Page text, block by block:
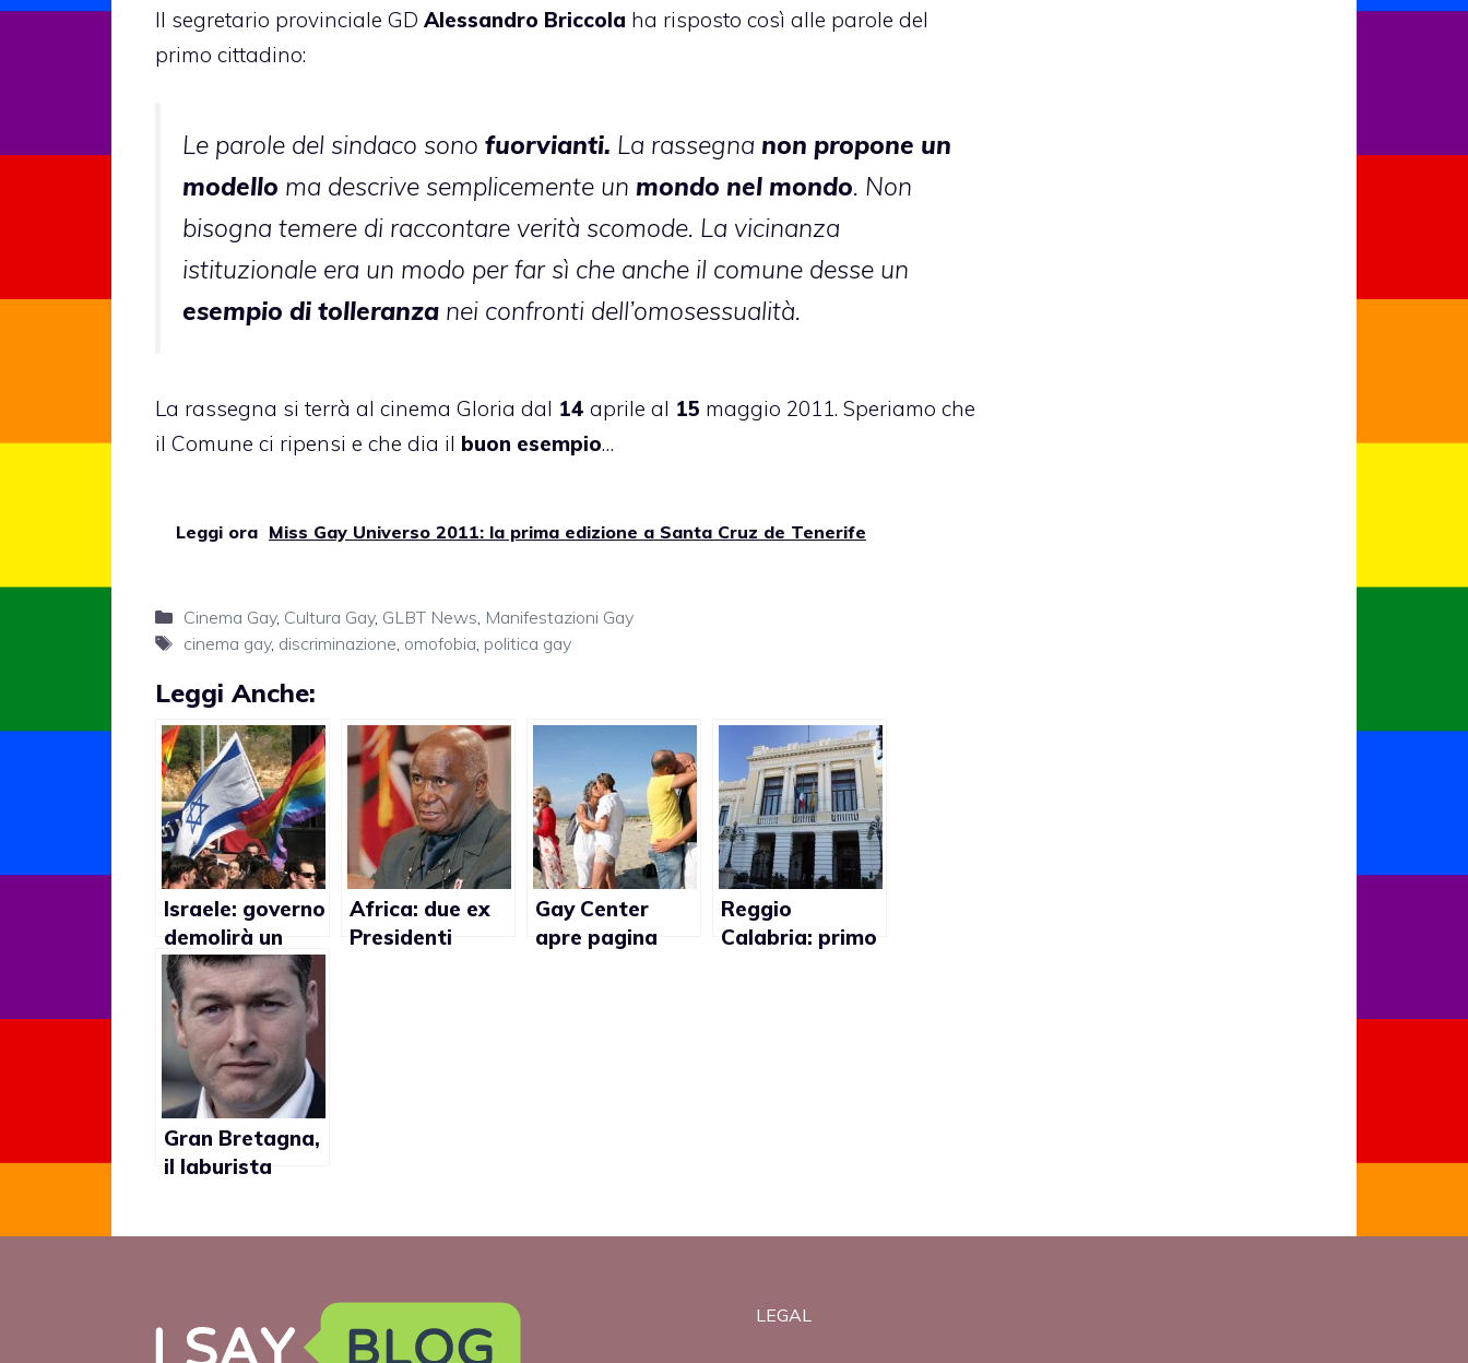
Il segretario provinciale GD Alessandro Briccola ha risposto così alle parole del
primo cittadino:
Le parole del sindaco sono fuorvianti. La rassegna non propone un
modello ma descrive semplicemente un mondo nel mondo. Non
bisogna temere di raccontare verità scomode. La vicinanza
istituzionale era un modo per far sì che anche il comune desse un
esempio di tolleranza nei confronti dell’omosessualità.
La rassegna si terrà al cinema Gloria dal 14 aprile al 15 maggio 2011. Speriamo che
il Comune ci ripensi e che dia il buon esempio…
Leggi ora Miss Gay Universo 2011: la prima edizione a Santa Cruz de Tenerife
Categorie
Cinema Gay, Cultura Gay, GLBT News, Manifestazioni Gay
Tag
cinema gay, discriminazione, omofobia, politica gay
Leggi Anche:
Israele: governo
demolirà un
centro GLBT
dove si
produsse
crimine di odio
gay
Africa: due ex
Presidenti
Gay Center
apre pagina
Reggio
Calabria: primo
Gran Bretagna,
il laburista
LEGAL